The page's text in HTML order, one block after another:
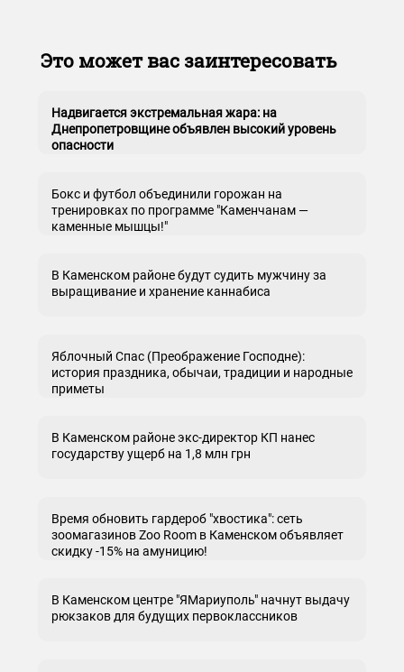
Это может вас заинтересовать
Надвигается экстремальная жара: на
Днепропетровщине объявлен высокий уровень
опасности
Бокс и футбол объединили горожан на
тренировках по программе "Каменчанам —
каменные мышцы!"
В Каменском районе будут судить мужчину за
выращивание и хранение каннабиса
Яблочный Спас (Преображение Господне):
история праздника, обычаи, традиции и народные
приметы
В Каменском районе экс-директор КП нанес
государству ущерб на 1,8 млн грн
Время обновить гардероб "хвостика": сеть
зоомагазинов Zoo Room в Каменском объявляет
скидку -15% на амуницию!
В Каменском центре "ЯМариуполь" начнут выдачу
рюкзаков для будущих первоклассников